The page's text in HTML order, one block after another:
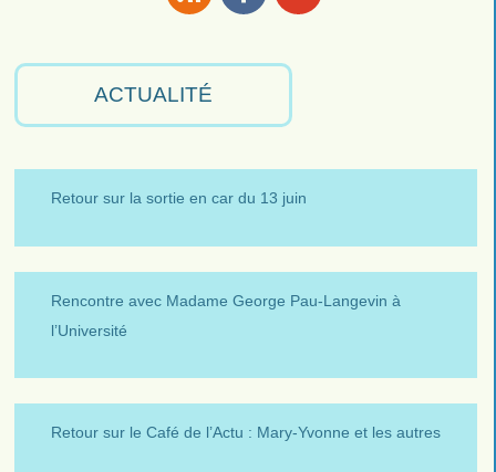
ACTUALITÉ
Retour sur la sortie en car du 13 juin
Rencontre avec Madame George Pau-Langevin à
l’Université
Retour sur le Café de l’Actu : Mary-Yvonne et les autres